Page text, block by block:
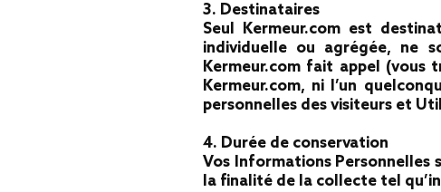
3. Destinataires
Seul Kermeur.com est
individuelle ou agrégée, ne
Kermeur.com fait appel (vous
Kermeur.com, ni l’un
personnelles des visiteurs et
4. Durée de conservation
Vos Informations Personnelles
la finalité de la collecte tel